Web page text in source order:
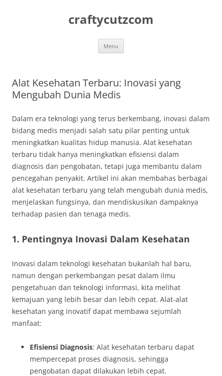
craftycutzcom
Menu
Alat Kesehatan Terbaru: Inovasi yang
Mengubah Dunia Medis
Dalam era teknologi yang terus berkembang, inovasi dalam
bidang medis menjadi salah satu pilar penting untuk
meningkatkan kualitas hidup manusia. Alat kesehatan
terbaru tidak hanya meningkatkan efisiensi dalam
diagnosis dan pengobatan, tetapi juga membantu dalam
pencegahan penyakit. Artikel ini akan membahas berbagai
alat kesehatan terbaru yang telah mengubah dunia medis,
menjelaskan fungsinya, dan mendiskusikan dampaknya
terhadap pasien dan tenaga medis.
1. Pentingnya Inovasi Dalam Kesehatan
Inovasi dalam teknologi kesehatan bukanlah hal baru,
namun dengan perkembangan pesat dalam ilmu
pengetahuan dan teknologi informasi, kita melihat
kemajuan yang lebih besar dan lebih cepat. Alat-alat
kesehatan yang inovatif dapat membawa sejumlah
manfaat:
Efisiensi Diagnosis: Alat kesehatan terbaru dapat
mempercepat proses diagnosis, sehingga
pengobatan dapat dilakukan lebih cepat.